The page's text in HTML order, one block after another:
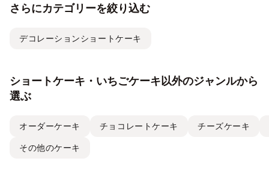
さらにカテゴリーを絞り込む
デコレーションショートケーキ
ショートケーキ・いちごケーキ以外のジャンルから
選ぶ
オーダーケーキ チョコレートケーキ チーズケーキ
その他のケーキ